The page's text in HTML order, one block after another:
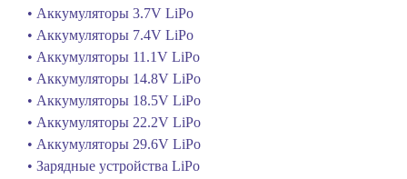
• Аккумуляторы 3.7V LiPo
• Аккумуляторы 7.4V LiPo
• Аккумуляторы 11.1V LiPo
• Аккумуляторы 14.8V LiPo
• Аккумуляторы 18.5V LiPo
• Аккумуляторы 22.2V LiPo
• Аккумуляторы 29.6V LiPo
• Зарядные устройства LiPo